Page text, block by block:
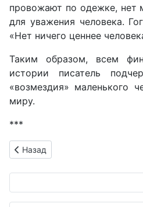
провожают по одежке, нет
для уважения человека.
«Нет ничего ценнее
Таким образом, всем
истории писатель
«возмездия» маленького
миру.
***
Предыдущий: Почему Гоголь
Назад